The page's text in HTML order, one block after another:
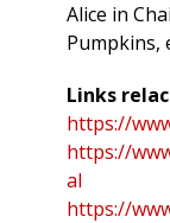
Alice in
Pumpkins,
Links
https://
https://
al
https://